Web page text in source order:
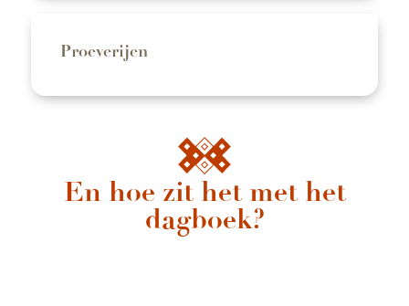
Proeverijen
En hoe zit het met het
dagboek?